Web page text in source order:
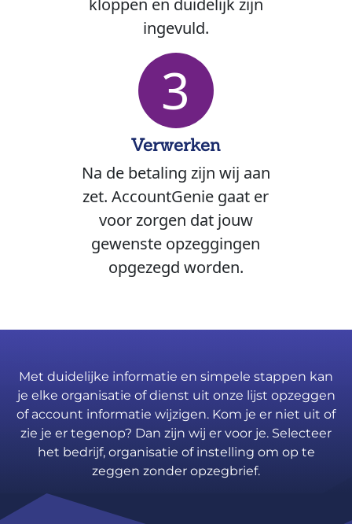
kloppen en duidelijk zijn
ingevuld.
3
Verwerken
Na de betaling zijn wij aan
zet. AccountGenie gaat er
voor zorgen dat jouw
gewenste opzeggingen
opgezegd worden.
Met duidelijke informatie en simpele stappen kan
je elke organisatie of dienst uit onze lijst opzeggen
of account informatie wijzigen. Kom je er niet uit of
zie je er tegenop? Dan zijn wij er voor je. Selecteer
het bedrijf, organisatie of instelling om op te
zeggen zonder opzegbrief.